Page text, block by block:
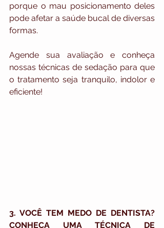
porque o mau posicionamento deles
pode afetar a saúde bucal de diversas
formas.
Agende sua avaliação e conheça
nossas técnicas de sedação para que
o tratamento seja tranquilo, indolor e
eficiente!
3. VOCÊ TEM MEDO DE DENTISTA?
CONHEÇA UMA TÉCNICA DE